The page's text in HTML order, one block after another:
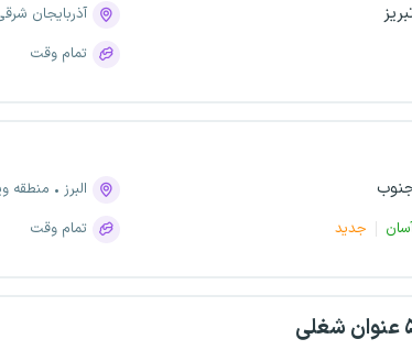
آذربایجان
تمام وقت
جدید
البرز
منطقه
تمام وقت